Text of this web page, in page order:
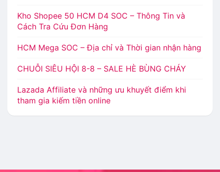
Kho Shopee 50 HCM D4 SOC – Thông Tin và
Cách Tra Cứu Đơn Hàng
HCM Mega SOC – Địa chỉ và Thời gian nhận hàng
CHUỖI SIÊU HỘI 8-8 – SALE HÈ BÙNG CHÁY
Lazada Affiliate và những ưu khuyết điểm khi
tham gia kiếm tiền online